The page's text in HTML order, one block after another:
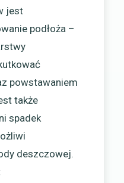
jest
podłoża –
powstawaniem
także
spadek
deszczowej.